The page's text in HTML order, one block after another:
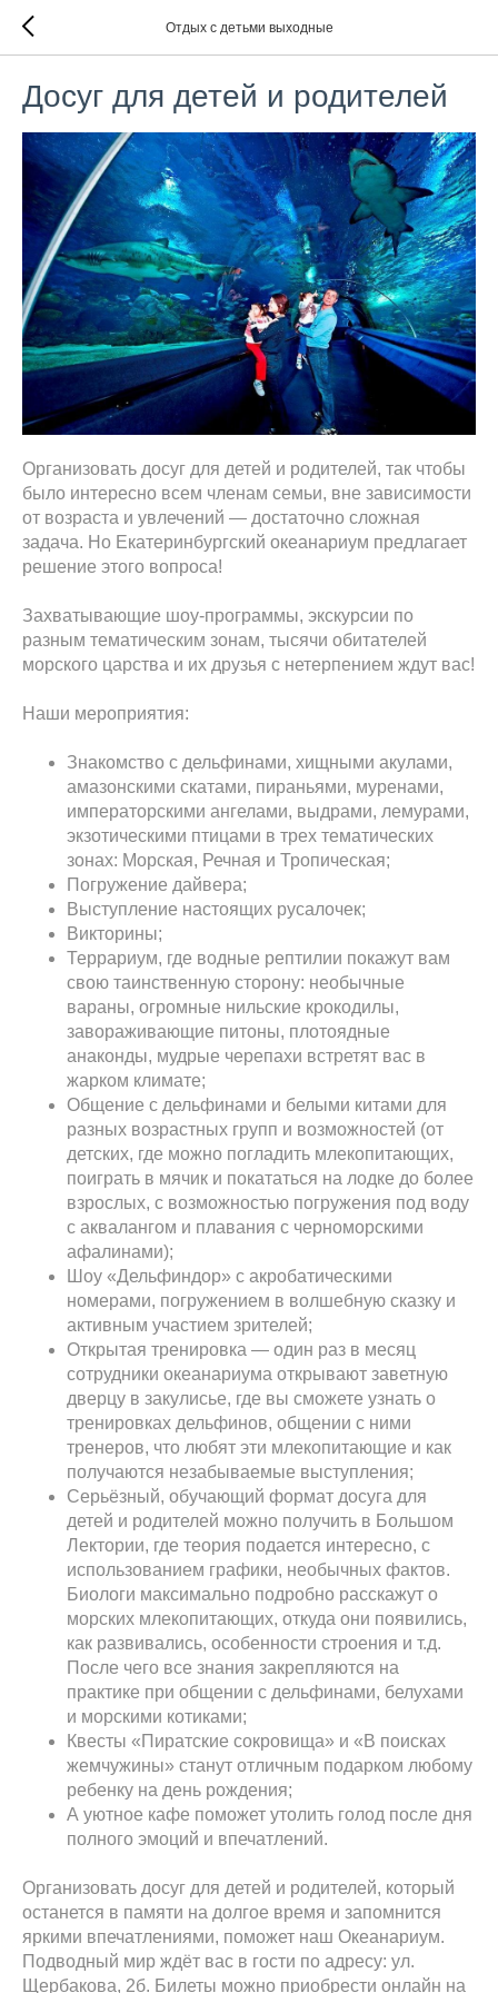
Отдых с детьми выходные
Досуг для детей и родителей
Организовать досуг для детей и родителей, так чтобы
было интересно всем членам семьи, вне зависимости
от возраста и увлечений — достаточно сложная
задача. Но Екатеринбургский океанариум предлагает
решение этого вопроса!
Захватывающие шоу-программы, экскурсии по
разным тематическим зонам, тысячи обитателей
морского царства и их друзья с нетерпением ждут вас!
Наши мероприятия:
Знакомство с дельфинами, хищными акулами,
амазонскими скатами, пираньями, муренами,
императорскими ангелами, выдрами, лемурами,
экзотическими птицами в трех тематических
зонах: Морская, Речная и Тропическая;
Погружение дайвера;
Выступление настоящих русалочек;
Викторины;
Террариум, где водные рептилии покажут вам
свою таинственную сторону: необычные
вараны, огромные нильские крокодилы,
завораживающие питоны, плотоядные
анаконды, мудрые черепахи встретят вас в
жарком климате;
Общение с дельфинами и белыми китами для
разных возрастных групп и возможностей (от
детских, где можно погладить млекопитающих,
поиграть в мячик и покататься на лодке до более
взрослых, с возможностью погружения под воду
с аквалангом и плавания с черноморскими
афалинами);
Шоу «Дельфиндор» с акробатическими
номерами, погружением в волшебную сказку и
активным участием зрителей;
Открытая тренировка — один раз в месяц
сотрудники океанариума открывают заветную
дверцу в закулисье, где вы сможете узнать о
тренировках дельфинов, общении с ними
тренеров, что любят эти млекопитающие и как
получаются незабываемые выступления;
Серьёзный, обучающий формат досуга для
детей и родителей можно получить в Большом
Лектории, где теория подается интересно, с
использованием графики, необычных фактов.
Биологи максимально подробно расскажут о
морских млекопитающих, откуда они появились,
как развивались, особенности строения и т.д.
После чего все знания закрепляются на
практике при общении с дельфинами, белухами
и морскими котиками;
Квесты «Пиратские сокровища» и «В поисках
жемчужины» станут отличным подарком любому
ребенку на день рождения;
А уютное кафе поможет утолить голод после дня
полного эмоций и впечатлений.
Организовать досуг для детей и родителей, который
останется в памяти на долгое время и запомнится
яркими впечатлениями, поможет наш Океанариум.
Подводный мир ждёт вас в гости по адресу: ул.
Щербакова, 2б. Билеты можно приобрести онлайн на